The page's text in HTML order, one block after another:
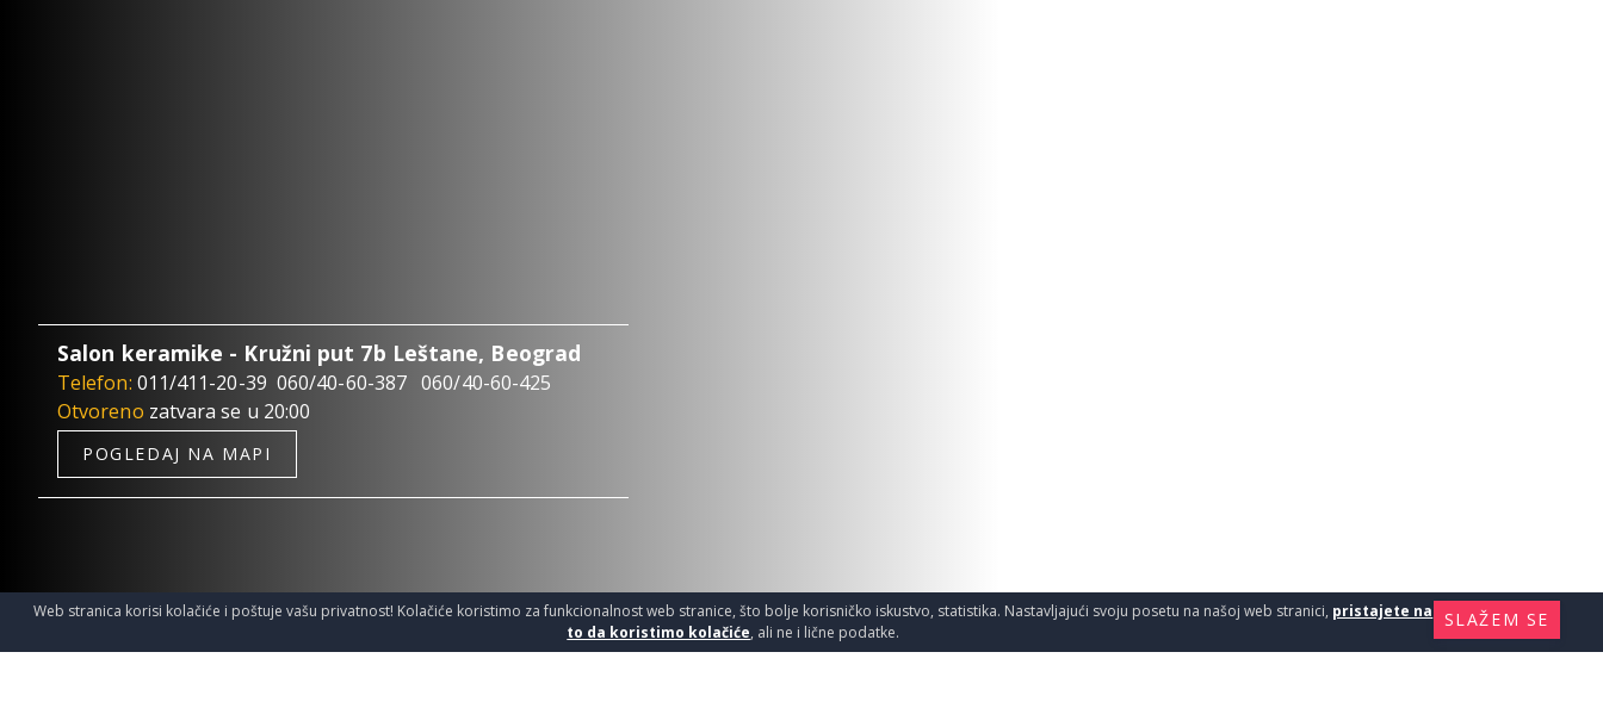
Salon keramike - Kružni put 7b Leštane, Beograd
Telefon: 011/411-20-39 060/40-60-387 060/40-60-425
Otvoreno zatvara se u 20:00
POGLEDAJ NA MAPI
SLAŽEM SE
Web stranica korisi kolačiće i poštuje vašu privatnost! Kolačiće koristimo za funkcionalnost web stranice, što bolje korisničko iskustvo, statistika. Nastavljajući svoju posetu na našoj web stranici, pristajete na
to da koristimo kolačiće, ali ne i lične podatke.